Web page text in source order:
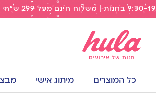
כל המוצרים מיתוג אישי